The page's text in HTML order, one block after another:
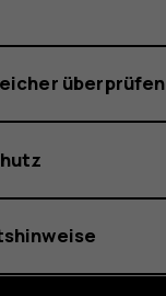
überprüfen